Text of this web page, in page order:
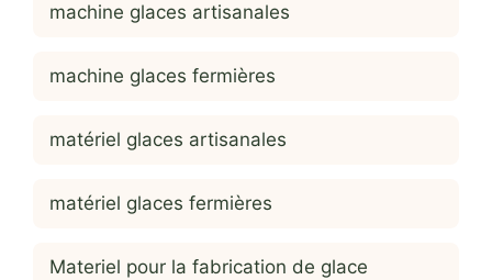
machine glaces artisanales
machine glaces fermières
matériel glaces artisanales
matériel glaces fermières
Materiel pour la fabrication de glace